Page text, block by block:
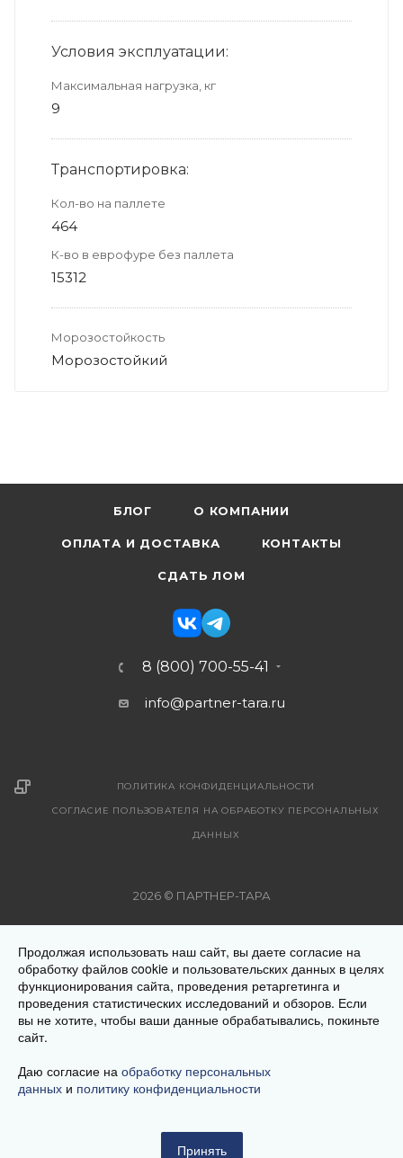
Условия эксплуатации:
Максимальная нагрузка, кг
9
Транспортировка:
Кол-во на паллете
464
К-во в еврофуре без паллета
15312
Морозостойкость
Морозостойкий
БЛОГ О КОМПАНИИ
ОПЛАТА И ДОСТАВКА КОНТАКТЫ
СДАТЬ ЛОМ
8 (800) 700-55-41
info@partner-tara.ru
ПОЛИТИКА КОНФИДЕНЦИАЛЬНОСТИ
СОГЛАСИЕ ПОЛЬЗОВАТЕЛЯ НА ОБРАБОТКУ ПЕРСОНАЛЬНЫХ
ДАННЫХ
2026 © ПАРТНЕР-ТАРА
на страницах с описанием товара. Все предложения на
сайте не являются публичной офертой. Окончательную
стоимость товара Вам уточнит менеджер при оформлении
заказа. Цена на продукцию меняется в зависимости от
региона местонахождения Заказчика. Обращаем ваше
исключительно информационный характер и ни при каких
условиях не является публичной офертой, определяемой
РФ
Продолжая использовать наш сайт, вы даете согласие на
обработку файлов cookie и пользовательских данных в целях
функционирования сайта, проведения ретаргетинга и
проведения статистических исследований и обзоров. Если
вы не хотите, чтобы ваши данные обрабатывались, покиньте
сайт.
Даю согласие на обработку персональных
данных и политику конфиденциальности
Принять